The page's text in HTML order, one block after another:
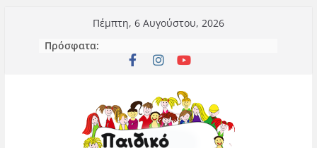
περιεχόμενο
Πέμπτη, 6 Αυγούστου, 2026
Πρόσφατα: